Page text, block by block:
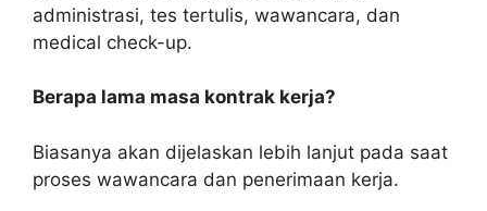
administrasi, tes tertulis, wawancara, dan
medical check-up.
Berapa lama masa kontrak kerja?
Biasanya akan dijelaskan lebih lanjut pada saat
proses wawancara dan penerimaan kerja.